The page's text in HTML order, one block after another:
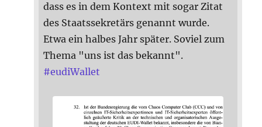
dass es in dem Kontext mit sogar Zitat
des Staatssekretärs genannt wurde.
Etwa ein halbes Jahr später. Soviel zum
Thema "uns ist das bekannt".
#eudiWallet